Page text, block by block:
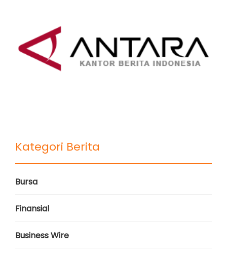
Kategori Berita
Bursa
Finansial
Business Wire